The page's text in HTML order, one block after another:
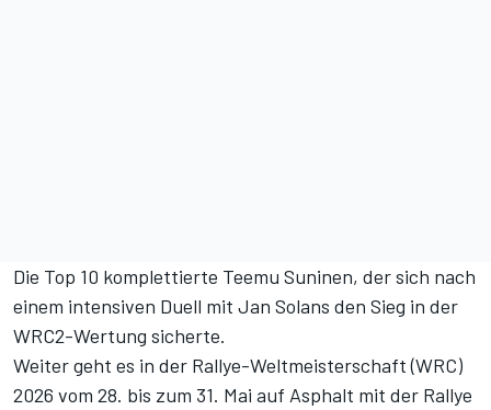
Die Top 10 komplettierte Teemu Suninen, der sich nach
einem intensiven Duell mit Jan Solans den Sieg in der
WRC2-Wertung sicherte.
Weiter geht es in der Rallye-Weltmeisterschaft (WRC)
2026 vom 28. bis zum 31. Mai auf Asphalt mit der Rallye